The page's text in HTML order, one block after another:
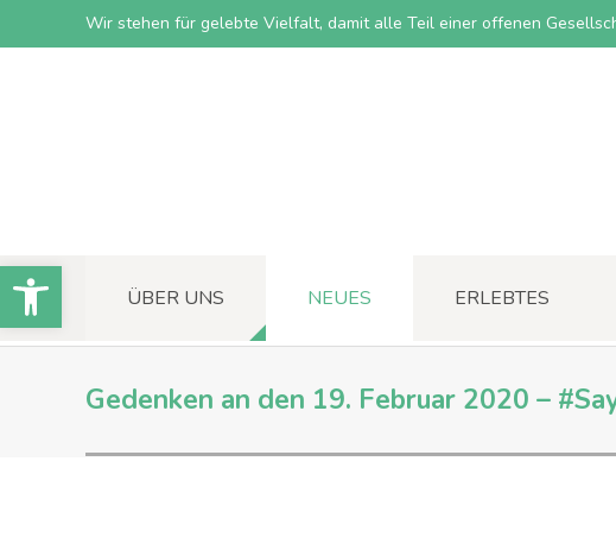
Wir stehen für gelebte Vielfalt, damit alle Teil einer offenen
ÜBER UNS NEUES ERLEBTES
Gedenken an den 19. Februar 2020 –
Open toolbar